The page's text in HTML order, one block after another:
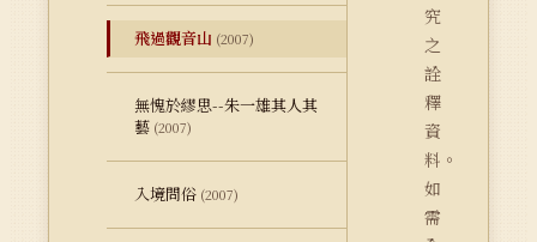
飛過觀音山 (2007)
無愧於繆思--朱一雄其人其
藝 (2007)
入境問俗 (2007)
究
之
詮
釋
資
料。
如
需